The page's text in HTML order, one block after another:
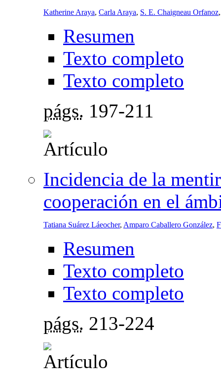
Katherine Araya, Carla Araya, S. E. Chaigneau Orfanoz
Resumen
Texto completo
Texto completo
págs. 197-211
Incidencia de la
cooperación en el
Tatiana Suárez Láeocher, Amparo Caballero González,
Resumen
Texto completo
Texto completo
págs. 213-224